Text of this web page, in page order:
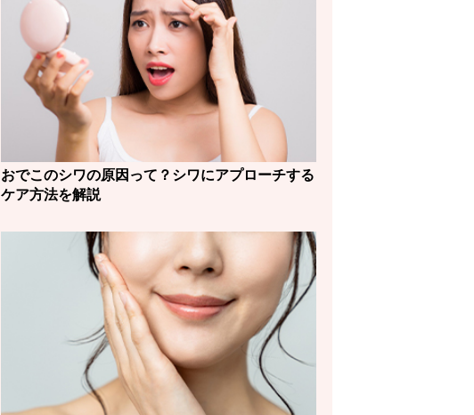
おでこのシワの原因って？シワにアプローチする
ケア方法を解説